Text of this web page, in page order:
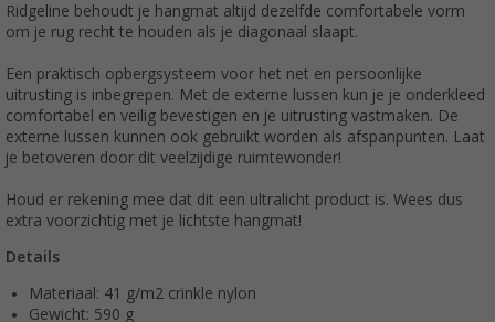
Ridgeline behoudt je hangmat altijd dezelfde comfortabele vorm
om je rug recht te houden als je diagonaal slaapt.
Een praktisch opbergsysteem voor het net en persoonlijke
uitrusting is inbegrepen. Met de externe lussen kun je je onderkleed
comfortabel en veilig bevestigen en je uitrusting vastmaken. De
externe lussen kunnen ook gebruikt worden als afspanpunten. Laat
je betoveren door dit veelzijdige ruimtewonder!
Houd er rekening mee dat dit een ultralicht product is. Wees dus
extra voorzichtig met je lichtste hangmat!
Details
Materiaal: 41 g/m2 crinkle nylon
Gewicht: 590 g